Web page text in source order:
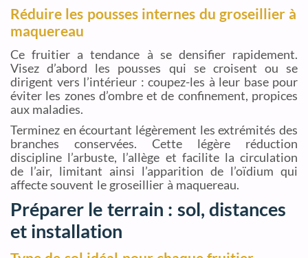
Réduire les pousses internes du groseillier à
maquereau
Ce fruitier a tendance à se densifier rapidement.
Visez d’abord les pousses qui se croisent ou se
dirigent vers l’intérieur : coupez-les à leur base pour
éviter les zones d’ombre et de confinement, propices
aux maladies.
Terminez en écourtant légèrement les extrémités des
branches conservées. Cette légère réduction
discipline l’arbuste, l’allège et facilite la circulation
de l’air, limitant ainsi l’apparition de l’oïdium qui
affecte souvent le groseillier à maquereau.
Préparer le terrain : sol, distances
et installation